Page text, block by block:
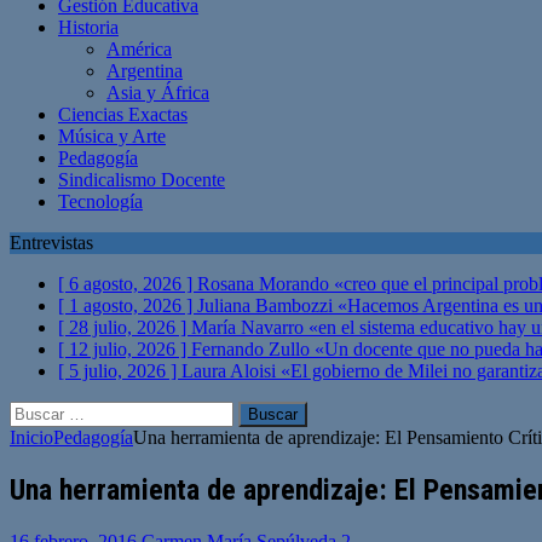
Gestión Educativa
Historia
América
Argentina
Asia y África
Ciencias Exactas
Música y Arte
Pedagogía
Sindicalismo Docente
Tecnología
Entrevistas
[ 6 agosto, 2026 ] Rosana Morando «creo que el principal
[ 1 agosto, 2026 ] Juliana Bambozzi «Hacemos Argentina es
[ 28 julio, 2026 ] María Navarro «en el sistema educativo hay
[ 12 julio, 2026 ] Fernando Zullo «Un docente que no pueda
[ 5 julio, 2026 ] Laura Aloisi «El gobierno de Milei no
Buscar:
InicioPedagogíaUna herramienta de aprendizaje: El Pensamiento
Una herramienta de aprendizaje: El